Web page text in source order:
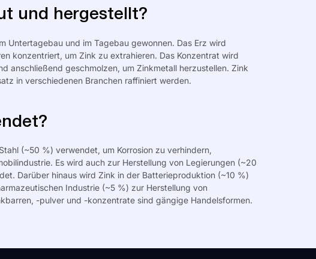
und hergestellt?
Untertagebau und im Tagebau gewonnen. Das Erz wird
konzentriert, um Zink zu extrahieren. Das Konzentrat wird
anschließend geschmolzen, um Zinkmetall herzustellen. Zink
in verschiedenen Branchen raffiniert werden.
(~50 %) verwendet, um Korrosion zu verhindern,
Es wird auch zur Herstellung von Legierungen (~20
Darüber hinaus wird Zink in der Batterieproduktion (~10 %)
Industrie (~5 %) zur Herstellung von
-pulver und -konzentrate sind gängige Handelsformen.